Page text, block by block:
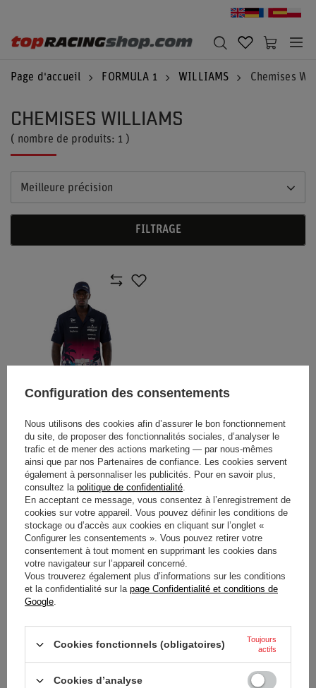
Page d'accueil FORMULA 1 WILLIAMS Chemises
CHEMISES WILLIAMS
( nombre de produits: 1 )
Meilleure précision
FILTRAGE
CHEMISE WILLIAMS F1 MIAMI
GP 2026
99,80 € / article
BULLETIN D'INFORMATION
Restez informé(e) et inscrivez-vous à notre
Configuration des consentements
Nous utilisons des cookies afin d’assurer le bon fonctionnement
du site, de proposer des fonctionnalités sociales, d’analyser le
trafic et de mener des actions marketing — par nous-mêmes
ainsi que par nos Partenaires de confiance. Les cookies servent
également à personnaliser les publicités. Pour en savoir plus,
consultez la politique de confidentialité.
En acceptant ce message, vous consentez à l’enregistrement de
cookies sur votre appareil. Vous pouvez définir les conditions de
stockage ou d’accès aux cookies en cliquant sur l’onglet «
Configurer les consentements ». Vous pouvez retirer votre
consentement à tout moment en supprimant les cookies dans
votre navigateur sur l’appareil concerné.
Vous trouverez également plus d’informations sur les conditions
et la confidentialité sur la page Confidentialité et conditions de
Google.
Cookies fonctionnels (obligatoires)
Toujours
actifs
Cookies d’analyse